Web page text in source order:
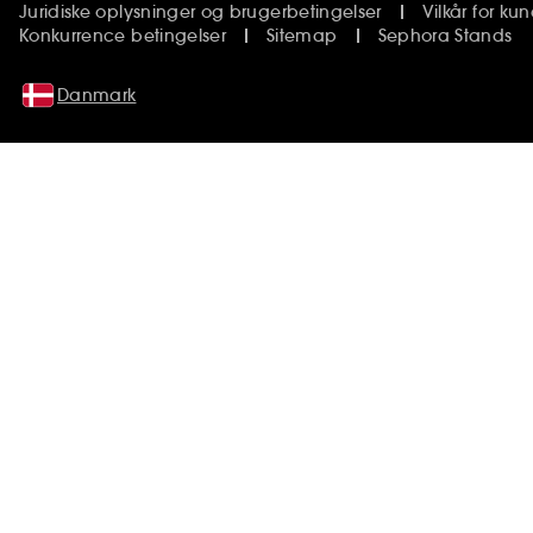
Juridiske oplysninger og brugerbetingelser
Vilkår for
Konkurrence betingelser
Sitemap Sephora Stands
Danmark